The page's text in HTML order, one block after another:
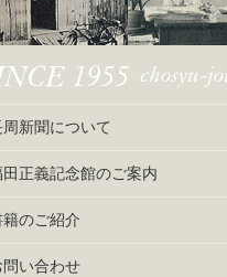
周新聞について
田正義記念館のご案内
籍のご紹介
問い合わせ